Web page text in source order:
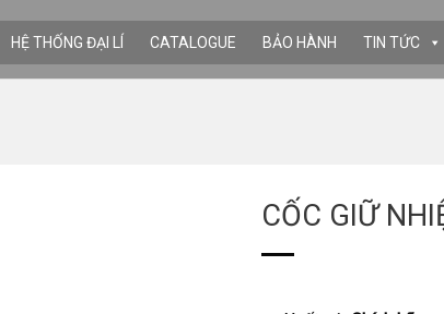
HỆ THỐNG ĐẠI LÍ CATALOGUE BẢO HÀNH TIN TỨC
CỐC GIỮ